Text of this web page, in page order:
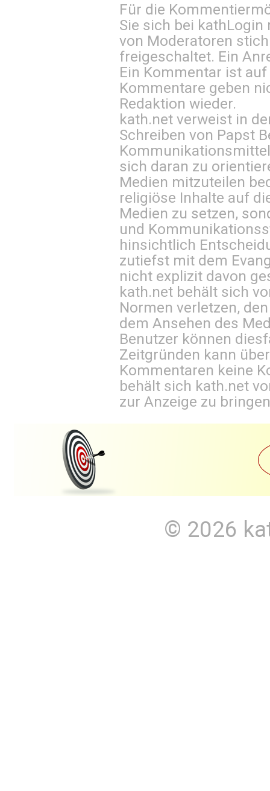
Für die
Sie sich bei kathLogin
von Moderatoren
freigeschaltet. Ein
Ein Kommentar ist
Kommentare geben
Redaktion wieder.
kath.net verweist in
Schreiben von Papst
sich daran zu
Medien mitzuteilen
religiöse Inhalte auf
Medien zu setzen,
und
hinsichtlich
zutiefst mit dem
nicht explizit davon
kath.net behält sich
Normen verletzen,
dem Ansehen des
Benutzer können
Zeitgründen kann
Kommentaren keine
behält sich kath.net
zur Anzeige zu
© 2026